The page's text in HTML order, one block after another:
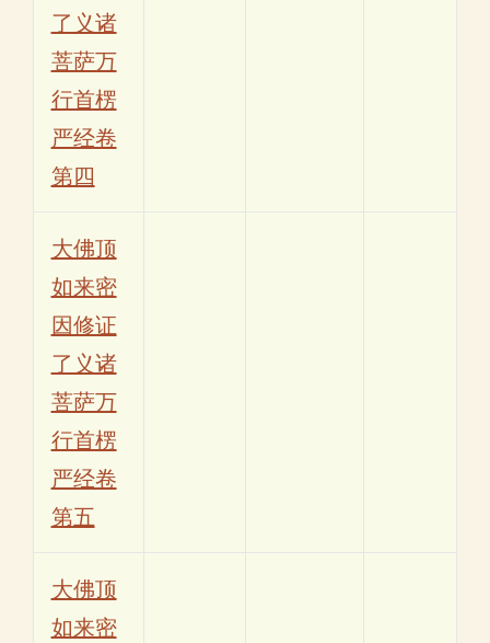
了义诸
菩萨万
行首楞
严经卷
第四
大佛顶
如来密
因修证
了义诸
菩萨万
行首楞
严经卷
第五
大佛顶
如来密